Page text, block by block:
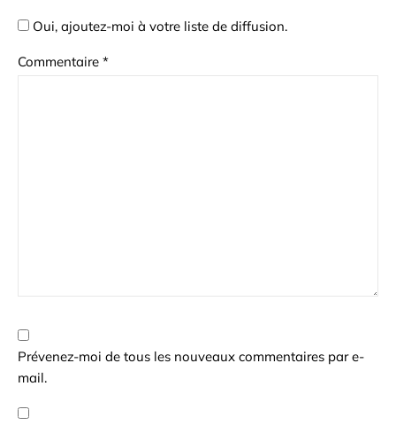
Oui, ajoutez-moi à votre liste de diffusion.
Commentaire *
Prévenez-moi de tous les nouveaux commentaires par e-
mail.